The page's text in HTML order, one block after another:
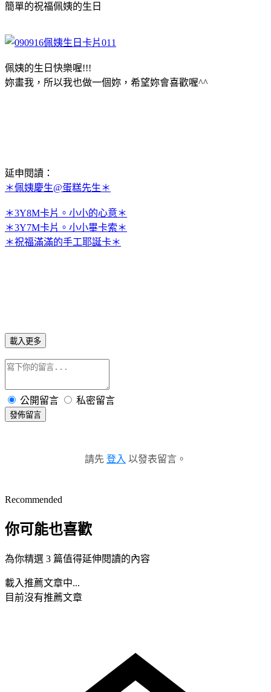
簡單的祝福佩姨的生日
佩姨的生日快樂喔!!!
妳畫我，所以我也做一個妳，希望妳會喜歡喔^^
延申閱讀：
＊佩姨慶生@蛋糕先生＊
＊3Y8M卡片。小小的心意＊
＊3Y7M卡片。小小畢卡索＊
＊祝福滿滿的手工耶誕卡＊
載入更多
公開留言 私密留言
發佈留言
請先 登入 以發表留言。
Recommended
你可能也喜歡
為你精選 3 篇值得延伸閱讀的內容
載入推薦文章中...
目前沒有推薦文章